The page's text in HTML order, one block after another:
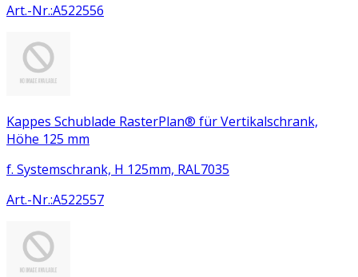
Art.-Nr.:A522556
Kappes Schublade RasterPlan® für Vertikalschrank,
Höhe 125 mm
f. Systemschrank, H 125mm, RAL7035
Art.-Nr.:A522557